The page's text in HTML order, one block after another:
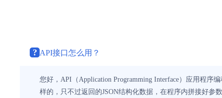
? API接口怎么用？
您好，API（Application Programming Interface）应用程
样的，只不过返回的JSON结构化数据，在程序内拼接好